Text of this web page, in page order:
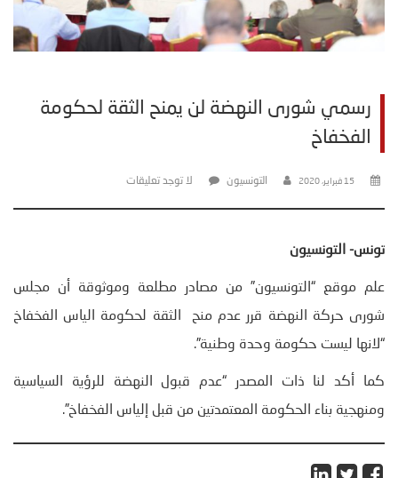
رسمي شورى النهضة لن يمنح الثقة لحكومة
الفخفاخ
15 فبراير، 2020 التونسيون لا توجد تعليقات
تونس- التونسيون
علم موقع “التونسيون” من مصادر مطلعة وموثوقة أن مجلس
شورى حركة النهضة قرر عدم منح الثقة لحكومة الياس الفخفاخ
“لانها ليست حكومة وحدة وطنية”.
كما أكد لنا ذات المصدر “عدم قبول النهضة للرؤية السياسية
ومنهجية بناء الحكومة المعتمدتين من قبل إلياس الفخفاخ”.